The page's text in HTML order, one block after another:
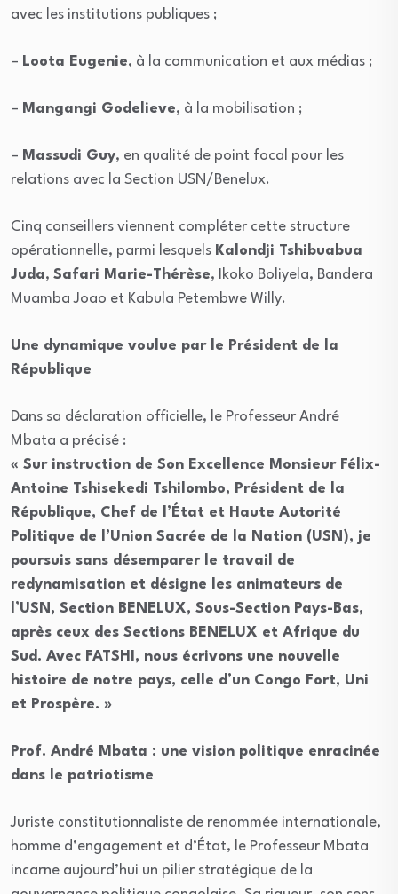
avec les institutions publiques ;
– Loota Eugenie, à la communication et aux médias ;
– Mangangi Godelieve, à la mobilisation ;
– Massudi Guy, en qualité de point focal pour les
relations avec la Section USN/Benelux.
Cinq conseillers viennent compléter cette structure
opérationnelle, parmi lesquels Kalondji Tshibuabua
Juda, Safari Marie-Thérèse, Ikoko Boliyela, Bandera
Muamba Joao et Kabula Petembwe Willy.
Une dynamique voulue par le Président de la
République
Dans sa déclaration officielle, le Professeur André
Mbata a précisé :
« Sur instruction de Son Excellence Monsieur Félix-
Antoine Tshisekedi Tshilombo, Président de la
République, Chef de l’État et Haute Autorité
Politique de l’Union Sacrée de la Nation (USN), je
poursuis sans désemparer le travail de
redynamisation et désigne les animateurs de
l’USN, Section BENELUX, Sous-Section Pays-Bas,
après ceux des Sections BENELUX et Afrique du
Sud. Avec FATSHI, nous écrivons une nouvelle
histoire de notre pays, celle d’un Congo Fort, Uni
et Prospère. »
Prof. André Mbata : une vision politique enracinée
dans le patriotisme
Juriste constitutionnaliste de renommée internationale,
homme d’engagement et d’État, le Professeur Mbata
incarne aujourd’hui un pilier stratégique de la